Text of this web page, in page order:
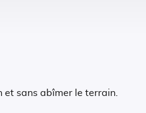
et sans abîmer le terrain.